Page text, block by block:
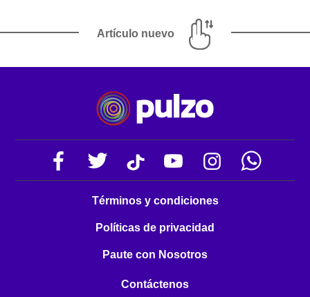
Artículo nuevo
Términos y condiciones
Políticas de privacidad
Paute con Nosotros
Contáctenos